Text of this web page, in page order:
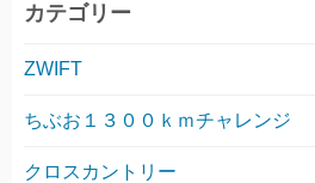
カテゴリー
ZWIFT
ちぶお１３００ｋｍチャレンジ
クロスカントリー